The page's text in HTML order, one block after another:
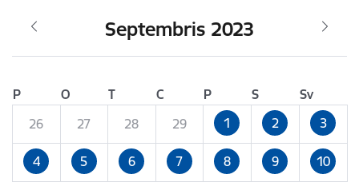
Septembris 2023
P O T C P S
Sv
26
27 28 29 1 2 3
4 5 6 7 8 9 10